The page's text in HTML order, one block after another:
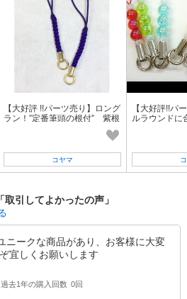
【大好評 !!パーツ売り】ロング
ラン！”定番筆頭の根付” 紫根
コヤマ
【大好評!!パ
ルラウンドに
引してよかったの声」
ニークな商品があり、お客様に大変
宜しくお願いします
過去1年の購入回数 0回